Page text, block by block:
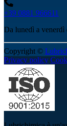
+39 0881 966611
Da lunedì a venerdì
Copyright ©
Privacy policy